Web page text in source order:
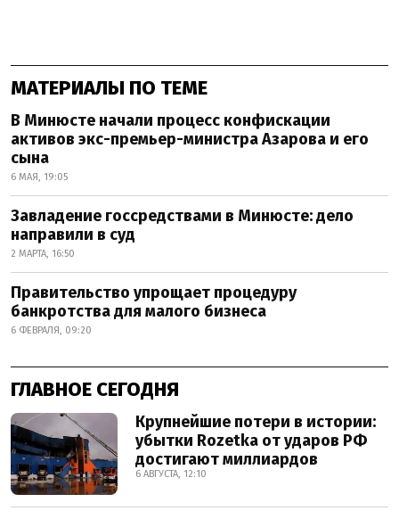
МАТЕРИАЛЫ ПО ТЕМЕ
В Минюсте начали процесс конфискации
активов экс-премьер-министра Азарова и его
сына
6 МАЯ, 19:05
Завладение госсредствами в Минюсте: дело
направили в суд
2 МАРТА, 16:50
Правительство упрощает процедуру
банкротства для малого бизнеса
6 ФЕВРАЛЯ, 09:20
ГЛАВНОЕ СЕГОДНЯ
Крупнейшие потери в истории:
убытки Rozetka от ударов РФ
достигают миллиардов
6 АВГУСТА, 12:10